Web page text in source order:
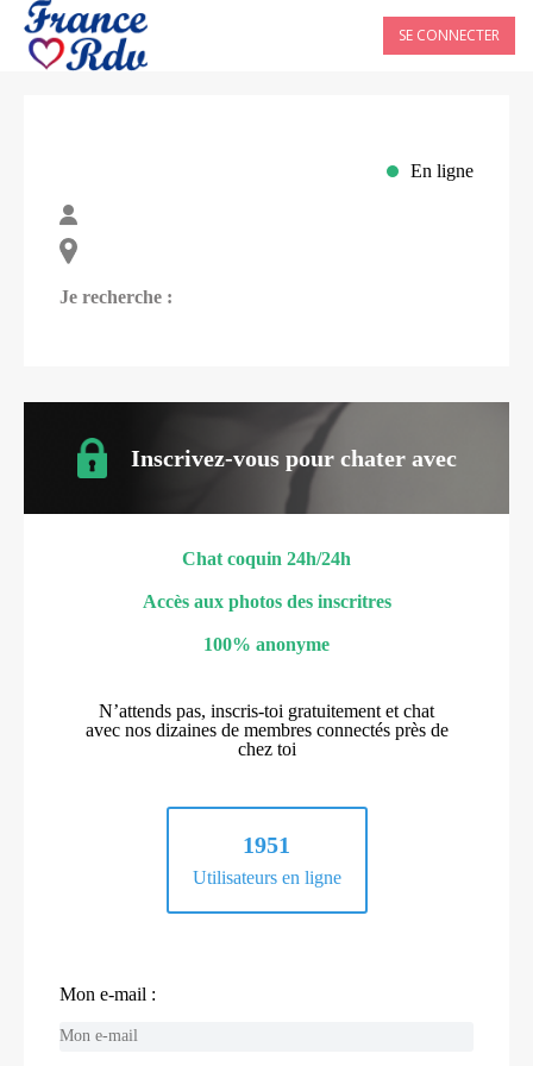
SE CONNECTER
En ligne
Je recherche :
Inscrivez-vous pour chater avec
Chat coquin 24h/24h
Accès aux photos des inscritres
100% anonyme
N’attends pas, inscris-toi gratuitement et chat
avec nos dizaines de membres connectés près de
chez toi
1951
Utilisateurs en ligne
Mon e-mail :